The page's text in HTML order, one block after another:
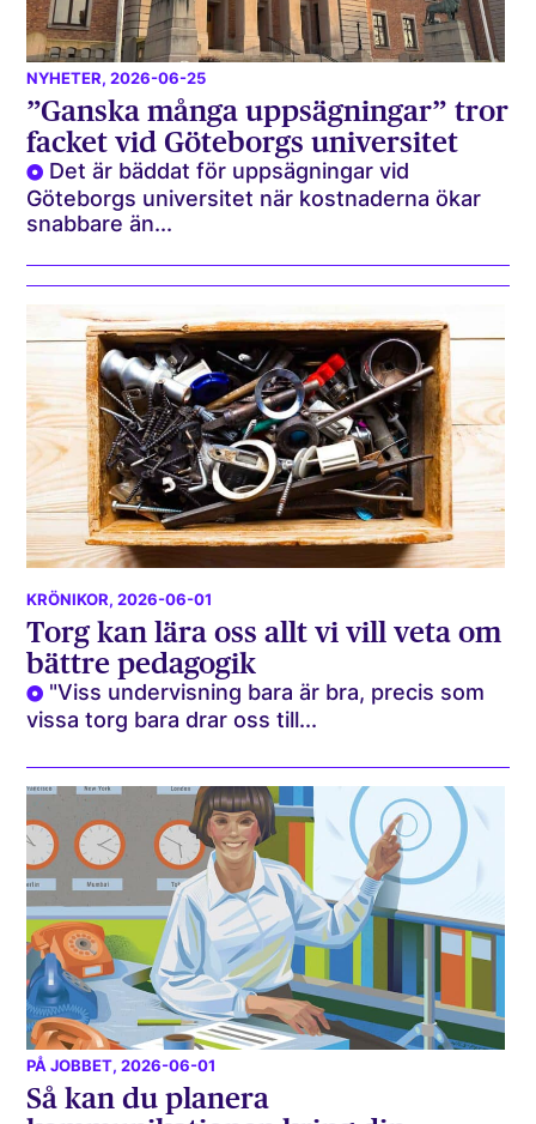
NYHETER, 2026-06-25
”Ganska många uppsägningar” tror
facket vid Göteborgs universitet
Det är bäddat för uppsägningar vid
Göteborgs universitet när kostnaderna ökar
snabbare än...
KRÖNIKOR, 2026-06-01
Torg kan lära oss allt vi vill veta om
bättre pedagogik
"Viss undervisning bara är bra, precis som
vissa torg bara drar oss till...
PÅ JOBBET, 2026-06-01
Så kan du planera